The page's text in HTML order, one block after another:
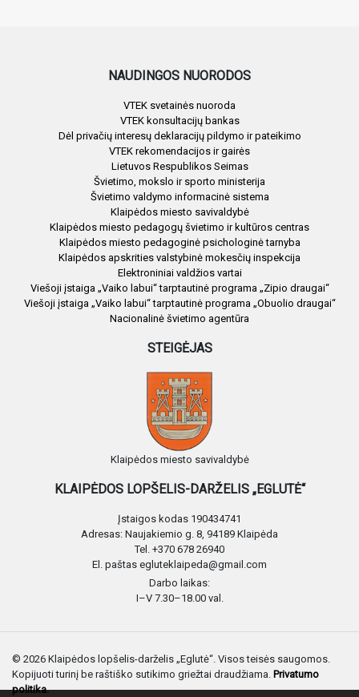
NAUDINGOS NUORODOS
VTEK svetainės nuoroda
VTEK konsultacijų bankas
Dėl privačių interesų deklaracijų pildymo ir pateikimo
VTEK rekomendacijos ir gairės
Lietuvos Respublikos Seimas
Švietimo, mokslo ir sporto ministerija
Švietimo valdymo informacinė sistema
Klaipėdos miesto savivaldybė
Klaipėdos miesto pedagogų švietimo ir kultūros centras
Klaipėdos miesto pedagoginė psichologinė tarnyba
Klaipėdos apskrities valstybinė mokesčių inspekcija
Elektroniniai valdžios vartai
Viešoji įstaiga „Vaiko labui“ tarptautinė programa „Zipio draugai“
Viešoji įstaiga „Vaiko labui“ tarptautinė programa „Obuolio draugai“
Nacionalinė švietimo agentūra
STEIGĖJAS
Klaipėdos miesto savivaldybė
KLAIPĖDOS LOPŠELIS-DARŽELIS „EGLUTĖ“
Įstaigos kodas 190434741
Adresas: Naujakiemio g. 8, 94189 Klaipėda
Tel. +370 678 26940
El. paštas egluteklaipeda@gmail.com
Darbo laikas:
I–V 7.30–18.00 val.
© 2026 Klaipėdos lopšelis-darželis „Eglutė“. Visos teisės saugomos.
Kopijuoti turinį be raštiško sutikimo griežtai draudžiama. Privatumo
politika.